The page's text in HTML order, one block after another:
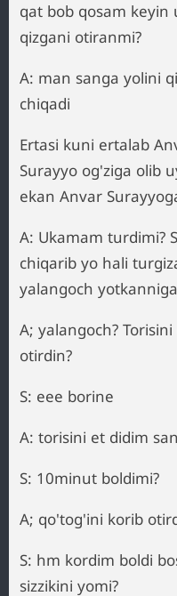
qat bob qosam
qizgani otiranmi?
A: man sanga yolini
chiqadi
Ertasi kuni ertalab
Surayyo og'ziga olib
ekan Anvar
A: Ukamam turdimi?
chiqarib yo hali
yalangoch
A; yalangoch?
otirdin?
S: eee borine
A: torisini et didim
S: 10minut boldimi?
A; qo'tog'ini korib
S: hm kordim boldi
sizzikini yomi?